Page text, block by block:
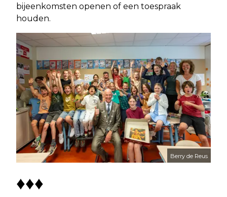
bijeenkomsten openen of een toespraak
houden.
Berry de Reus
♦♦♦